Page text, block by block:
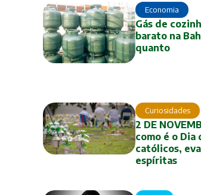
Economia
Gás de
barato na
quanto
Curiosidades
2 DE
como é o Dia
católicos,
espíritas